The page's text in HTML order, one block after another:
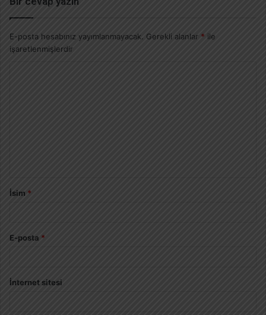
E-posta hesabınız yayımlanmayacak. Gerekli alanlar * ile
işaretlenmişlerdir
İsim *
E-posta *
İnternet sitesi